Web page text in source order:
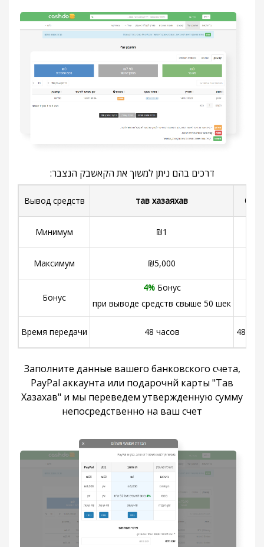
דרכים בהם ניתן למשוך את הקאשבק הנצבר:
Вывод средств тав хазаяхав банк
Минимум ₪1
Максимум ₪5,000
Бонус
4%Бонус
при выводе средств свыше 50 шек
Время передачи 48 часов 48
Заполните данные вашего банковского счета,
PayPal аккаунта или подарочнй карты "Тав
Хазахав" и мы переведем утвержденную сумму
непосредственно на ваш счет